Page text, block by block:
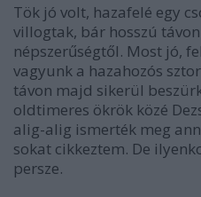
Tök jó volt, hazafelé egy
villogtak, bár hosszú
népszerűségtől. Most jó,
vagyunk a hazahozós
távon majd sikerül
oldtimeres ökrök közé
alig-alig ismerték meg
sokat cikkeztem. De
persze.